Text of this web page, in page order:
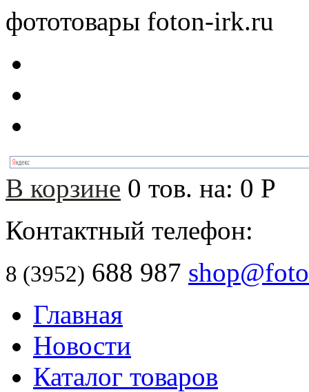
фототовары foton-irk.ru
В корзине 0 тов. на: 0 Р
Контактный телефон:
8 (3952) 688 987
Главная
Новости
Каталог товаров